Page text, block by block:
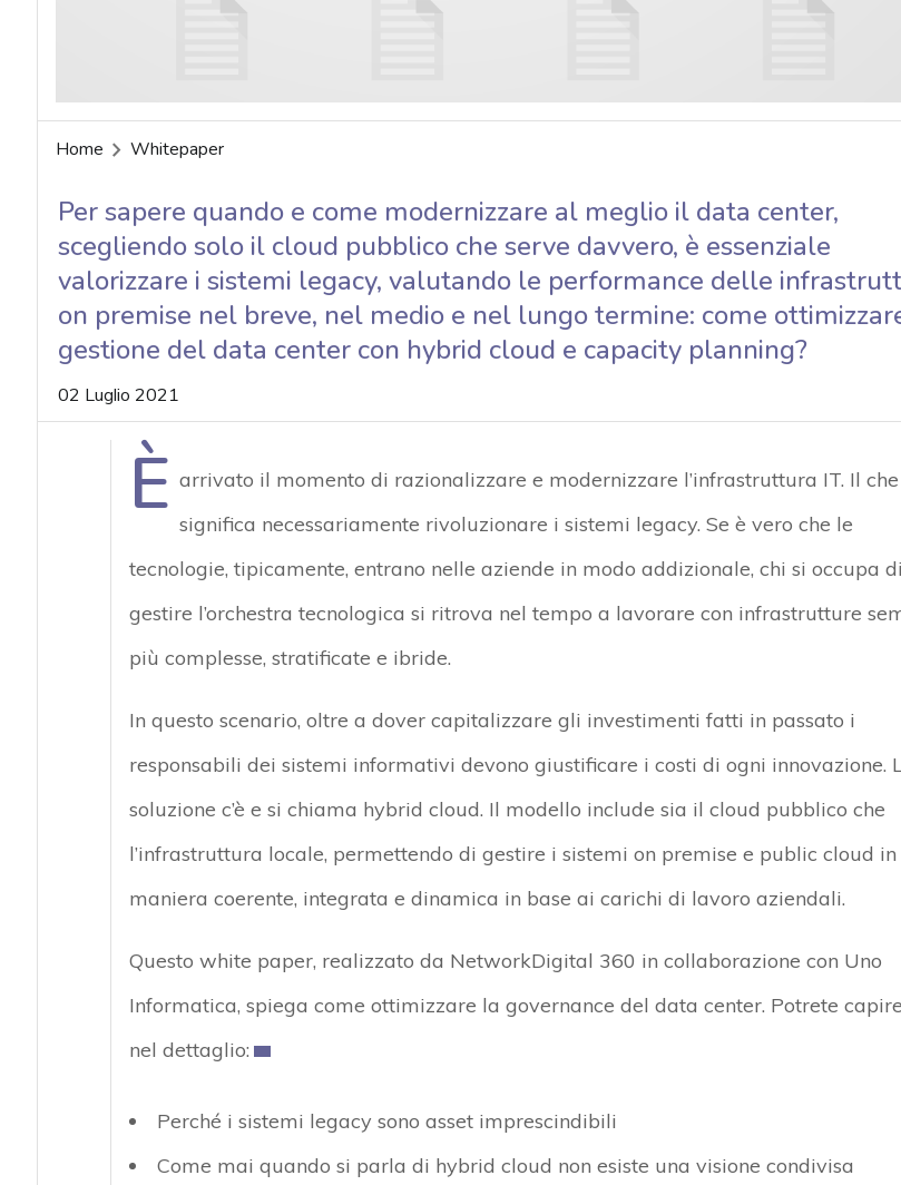
Home Whitepaper
Per sapere quando e come modernizzare al meglio il data center,
scegliendo solo il cloud pubblico che serve davvero, è essenziale
valorizzare i sistemi legacy, valutando le performance delle
on premise nel breve, nel medio e nel lungo termine: come
gestione del data center con hybrid cloud e capacity planning?
02 Luglio 2021
È arrivato il momento di razionalizzare e modernizzare l’infrastruttura IT. Il che
significa necessariamente rivoluzionare i sistemi legacy. Se è vero che le
tecnologie, tipicamente, entrano nelle aziende in modo addizionale, chi si occupa di
gestire l’orchestra tecnologica si ritrova nel tempo a lavorare con infrastrutture
più complesse, stratificate e ibride.
In questo scenario, oltre a dover capitalizzare gli investimenti fatti in passato i
responsabili dei sistemi informativi devono giustificare i costi di ogni innovazione.
soluzione c’è e si chiama hybrid cloud. Il modello include sia il cloud pubblico che
l’infrastruttura locale, permettendo di gestire i sistemi on premise e public cloud in
maniera coerente, integrata e dinamica in base ai carichi di lavoro aziendali.
Questo white paper, realizzato da NetworkDigital 360 in collaborazione con Uno
Informatica, spiega come ottimizzare la governance del data center. Potrete
nel dettaglio:
Perché i sistemi legacy sono asset imprescindibili
Come mai quando si parla di hybrid cloud non esiste una visione condivisa